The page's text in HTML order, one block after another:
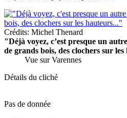
Crédits: Michel Thenard
"Déjà voyez, c’est presque un
de grands bois, des clochers sur
Vue sur Varennes
Détails du cliché
Pas de donnée